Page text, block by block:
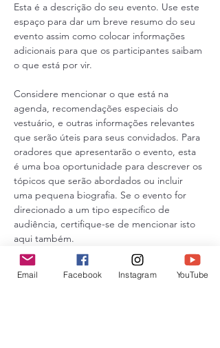
Esta é a descrição do seu evento. Use este
espaço para dar um breve resumo do seu
evento assim como colocar informações
adicionais para que os participantes saibam
o que está por vir.
Considere mencionar o que está na
agenda, recomendações especiais do
vestuário, e outras informações relevantes
que serão úteis para seus convidados. Para
oradores que apresentarão o evento, esta
é uma boa oportunidade para descrever os
tópicos que serão abordados ou incluir
uma pequena biografia. Se o evento for
direcionado a um tipo específico de
audiência, certifique-se de mencionar isto
aqui também.
Esta é sua oportunidade de animar as
pessoas para comparecerem no seu
evento, portanto, não tenha medo de
Email Facebook Instagram YouTube